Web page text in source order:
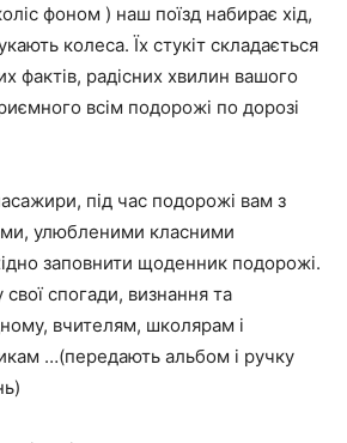
фоном ) наш поїзд набирає хід,
колеса. Їх стукіт складається
фактів, радісних хвилин вашого
всім подорожі по дорозі
під час подорожі вам з
улюбленими класними
заповнити щоденник подорожі.
свої спогади, визнання та
вчителям, школярам і
…(передають альбом і ручку